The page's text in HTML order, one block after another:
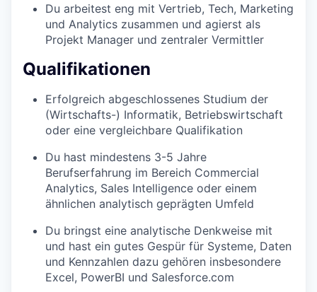
Du arbeitest eng mit Vertrieb, Tech, Marketing
und Analytics zusammen und agierst als
Projekt Manager und zentraler Vermittler
Qualifikationen
Erfolgreich abgeschlossenes Studium der
(Wirtschafts-) Informatik, Betriebswirtschaft
oder eine vergleichbare Qualifikation
Du hast mindestens 3-5 Jahre
Berufserfahrung im Bereich Commercial
Analytics, Sales Intelligence oder einem
ähnlichen analytisch geprägten Umfeld
Du bringst eine analytische Denkweise mit
und hast ein gutes Gespür für Systeme, Daten
und Kennzahlen dazu gehören insbesondere
Excel, PowerBI und Salesforce.com